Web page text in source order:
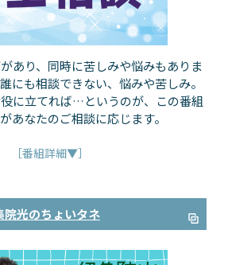
あり、同時に苦しみや悩みもありま
にも相談できない、悩みや苦しみ。
に立てれば…というのが、この番組
あなたのご相談に応じます。
［番組詳細▼］
院光のちょいタネ